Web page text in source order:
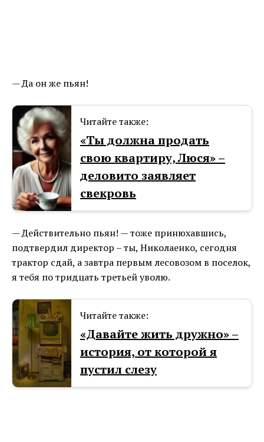
— Да он же пьян!
Читайте также:
«Ты должна продать
свою квартиру, Люся» –
деловито заявляет
свекровь
— Действительно пьян! — тоже принюхавшись,
подтвердил директор – ты, Николаенко, сегодня
трактор сдай, а завтра первым лесовозом в поселок,
я тебя по тридцать третьей уволю.
Читайте также:
«Давайте жить дружно⁠⁠» –
история, от которой я
пустил слезу